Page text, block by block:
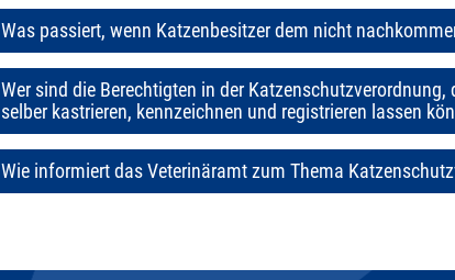
Was passiert, wenn Katzenbesitzer dem nicht
Wer sind die Berechtigten in der
selber kastrieren, kennzeichnen und registrieren lassen
Wie informiert das Veterinäramt zum Thema